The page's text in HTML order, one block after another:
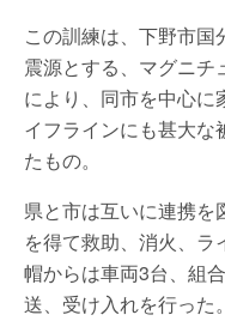
この訓練は、下野市
震源とする、マグニ
により、同市を中心に
イフラインにも甚大な
たもの。
県と市は互いに連携を
を得て救助、消火、
帽からは車両3台、組
送、受け入れを行った。